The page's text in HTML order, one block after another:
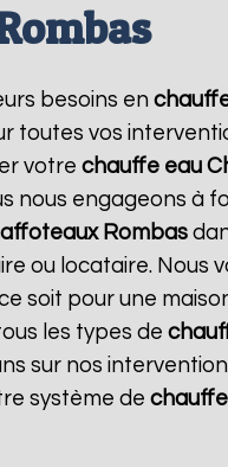
besoins en
toutes vos
votre chauffe eau
nous engageons à
Rombas
ou locataire. Nous
soit pour une
les types de
sur nos
système de